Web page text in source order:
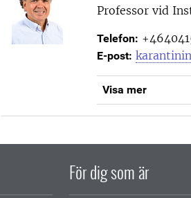
Professor vid
Telefon:
E-post:
Visa mer
För dig som är